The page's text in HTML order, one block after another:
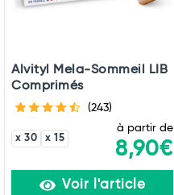
Alvityl Mela-Sommeil LIB
Comprimés
(243)
x 30 x 15
à partir de
8,90€
Voir l'article